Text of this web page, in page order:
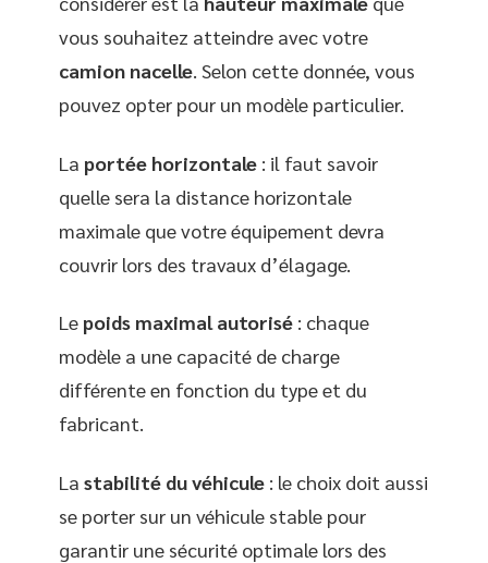
vous souhaitez atteindre avec votre
camion nacelle. Selon cette donnée, vous
pouvez opter pour un modèle particulier.
La portée horizontale : il faut savoir
quelle sera la distance horizontale
maximale que votre équipement devra
couvrir lors des travaux d’élagage.
Le poids maximal autorisé : chaque
modèle a une capacité de charge
différente en fonction du type et du
fabricant.
La stabilité du véhicule : le choix doit aussi
se porter sur un véhicule stable pour
garantir une sécurité optimale lors des